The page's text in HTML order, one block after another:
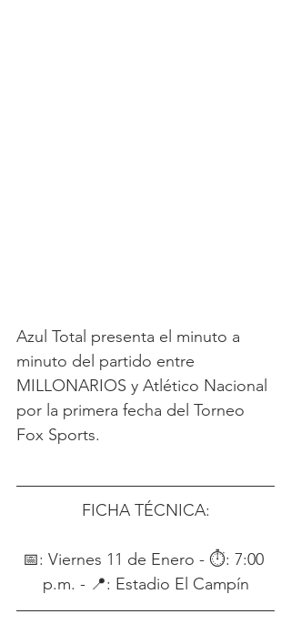
Azul Total presenta el minuto a
minuto del partido entre
MILLONARIOS y Atlético Nacional
por la primera fecha del Torneo
Fox Sports.
FICHA TÉCNICA:
📅: Viernes 11 de Enero - ⏱: 7:00
p.m. - 📍: Estadio El Campín